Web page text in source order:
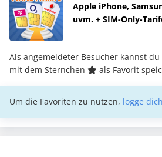
Apple iPhone,
uvm. + SIM-Only-
Als angemeldeter Besucher kannst
mit dem Sternchen
als Favorit
Um die Favoriten zu nutzen, logge